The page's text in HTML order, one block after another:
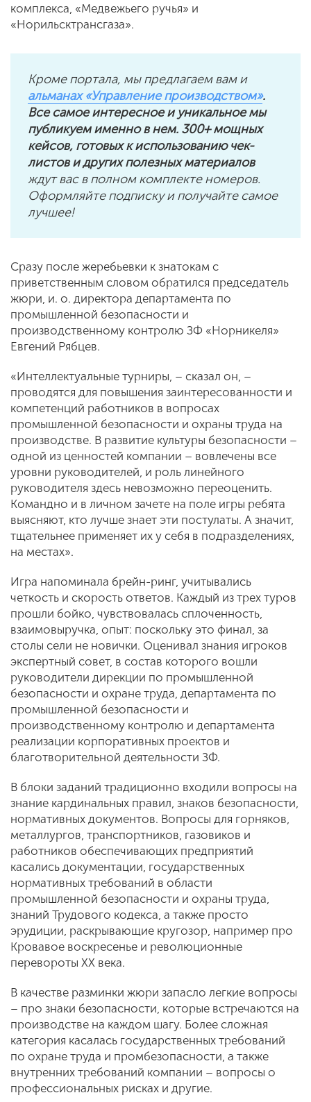
комплекса, «Медвежьего ручья» и
«Норильсктрансгаза».
Кроме портала, мы предлагаем вам и
альманах «Управление производством».
Все самое интересное и уникальное мы
публикуем именно в нем. 300+ мощных
кейсов, готовых к использованию чек-
листов и других полезных материалов
ждут вас в полном комплекте номеров.
Оформляйте подписку и получайте самое
лучшее!
Сразу после жеребьевки к знатокам с
приветственным словом обратился председатель
жюри, и. о. директора департамента по
промышленной безопасности и
производственному контролю ЗФ «Норникеля»
Евгений Рябцев.
«Интеллектуальные турниры, – сказал он, –
проводятся для повышения заинтересованности и
компетенций работников в вопросах
промышленной безопасности и охраны труда на
производстве. В развитие культуры безопасности –
одной из ценностей компании – вовлечены все
уровни руководителей, и роль линейного
руководителя здесь невозможно переоценить.
Командно и в личном зачете на поле игры ребята
выясняют, кто лучше знает эти постулаты. А значит,
тщательнее применяет их у себя в подразделениях,
на местах».
Игра напоминала брейн-ринг, учитывались
четкость и скорость ответов. Каждый из трех туров
прошли бойко, чувствовалась сплоченность,
взаимовыручка, опыт: поскольку это финал, за
столы сели не новички. Оценивал знания игроков
экспертный совет, в состав которого вошли
руководители дирекции по промышленной
безопасности и охране труда, департамента по
промышленной безопасности и
производственному контролю и департамента
реализации корпоративных проектов и
благотворительной деятельности ЗФ.
В блоки заданий традиционно входили вопросы на
знание кардинальных правил, знаков безопасности,
нормативных документов. Вопросы для горняков,
металлургов, транспортников, газовиков и
работников обеспечивающих предприятий
касались документации, государственных
нормативных требований в области
промышленной безопасности и охраны труда,
знаний Трудового кодекса, а также просто
эрудиции, раскрывающие кругозор, например про
Кровавое воскресенье и революционные
перевороты XX века.
В качестве разминки жюри запасло легкие вопросы
– про знаки безопасности, которые встречаются на
производстве на каждом шагу. Более сложная
категория касалась государственных требований
по охране труда и промбезопасности, а также
внутренних требований компании – вопросы о
профессиональных рисках и другие.